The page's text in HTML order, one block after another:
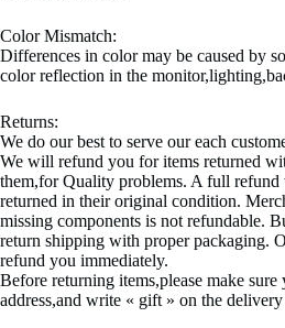
Color Mismatch:
Differences in color may be caused by
color reflection in the
Returns:
We do our best to serve our each
We will refund you for items returned
them,for Quality problems. A full
returned in their original condition.
missing components is not refundable.
return shipping with proper packaging.
refund you immediately.
Before returning items,please make sure
address,and write « gift » on the delivery